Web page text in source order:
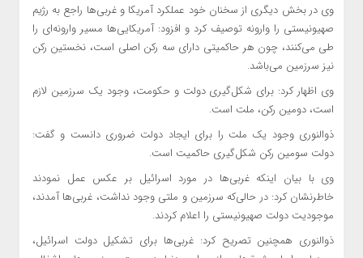
وی در بخش دیگری از سخنان خود عملکرد ‌آمریکا و غربی‌ها راجع به رژیم
صهیونیستی را وارونه‌ توصیف کرد و افزود: آمریکایی‌ها مسیر وارونه‌ای را
طی می‌کنند، چون هر حاکمیتی دارای سه رکن اصلی است، نخستین رکن
نیز سرزمین می‌باشد.
وی اظهار کرد: برای شکل‌گیری دولت و حکومت، وجود یک سرزمین لازم
است، دومین رکن، ملت است.
ذوالنوری وجود یک ملت را برای ایجاد دولت ضروری دانست و گفت:
دولت سومین رکن شکل‌گیری حاکمیت است.
وی با بیان اینکه غربی‌ها در مورد اسرائیل بر عکس عمل نمودند
خاطرنشان کرد: در حالی‌که سرزمین و ملتی وجود نداشت، غربی‌ها آمدند،
موجودیت دولت صهیونیستی را اعلام کردند.
ذوالنوری همچنین تصریح کرد: غربی‌ها برای تشکیل دولت اسرائیل،